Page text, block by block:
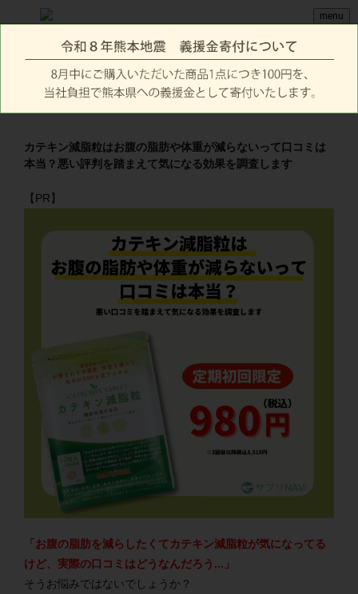
menu
カテキン減脂粒はお腹の脂肪や体重が減らないって口コミは
本当？悪い評判を踏まえて気になる効果を調査します
【PR】
「お腹の脂肪を減らしたくてカテキン減脂粒が気になってる
けど、実際の口コミはどうなんだろう...」
そうお悩みではないでしょうか？